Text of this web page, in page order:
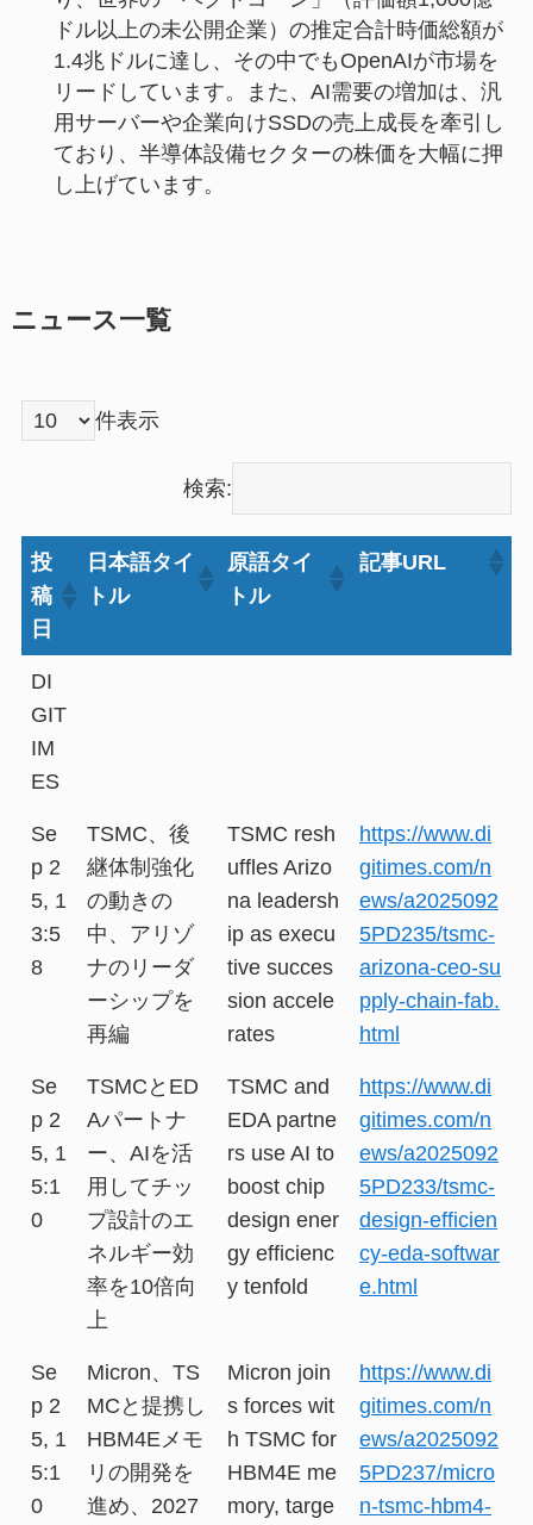
ドル以上の未公開企業）の推定合計時価総額が
1.4兆ドルに達し、その中でもOpenAIが市場を
リードしています。また、AI需要の増加は、汎
用サーバーや企業向けSSDの売上成長を牽引し
ており、半導体設備セクターの株価を大幅に押
し上げています。
ニュース一覧
件表示
検索:
投
稿
日
日本語タイ
トル
原語タイ
トル
記事URL
DI
GIT
IM
ES
Se
p 2
5, 1
3:5
8
TSMC、後
継体制強化
の動きの
中、アリゾ
ナのリーダ
ーシップを
再編
TSMC resh
uffles Arizo
na leadersh
ip as execu
tive succes
sion accele
rates
https://www.di
gitimes.com/n
ews/a2025092
5PD235/tsmc-
arizona-ceo-su
pply-chain-fab.
html
Se
p 2
5, 1
5:1
0
TSMCとED
Aパートナ
ー、AIを活
用してチッ
プ設計のエ
ネルギー効
率を10倍向
上
TSMC and
EDA partne
rs use AI to
boost chip
design ener
gy efficienc
y tenfold
https://www.di
gitimes.com/n
ews/a2025092
5PD233/tsmc-
design-efficien
cy-eda-softwar
e.html
Se
p 2
5, 1
5:1
0
Micron、TS
MCと提携し
HBM4Eメモ
リの開発を
進め、2027
Micron join
s forces wit
h TSMC for
HBM4E me
mory, targe
https://www.di
gitimes.com/n
ews/a2025092
5PD237/micro
n-tsmc-hbm4-